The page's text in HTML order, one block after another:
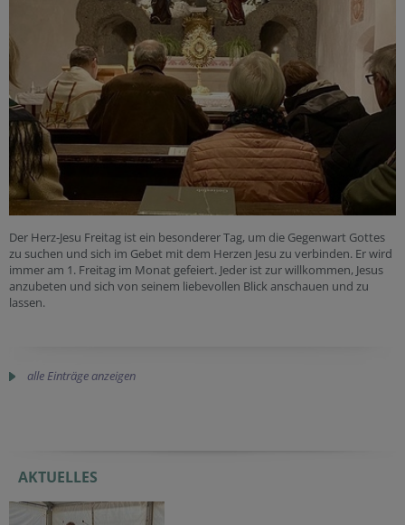
Der Herz-Jesu Freitag ist ein besonderer Tag, um die Gegenwart Gottes
zu suchen und sich im Gebet mit dem Herzen Jesu zu verbinden. Er wird
immer am 1. Freitag im Monat gefeiert. Jeder ist zur willkommen, Jesus
anzubeten und sich von seinem liebevollen Blick anschauen und zu
lassen.
alle Einträge anzeigen
AKTUELLES